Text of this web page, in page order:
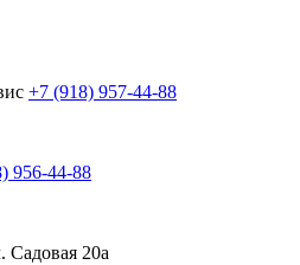
+7 (918) 957-44-88
956-44-88
Садовая 20а